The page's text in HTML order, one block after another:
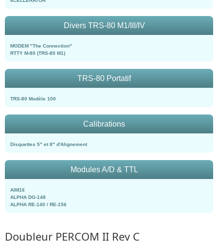
Divers TRS-80 M1/III/IV
MODEM "The Connection"
RTTY M-80 (TRS-80 M1)
TRS-80 Portatif
TRS-80 Modèle 100
Calibrations
Disquettes 5" et 8" d'Alignement
Modules A/D & TTL
AIM16
ALPHA DG-148
ALPHA RE-140 / RE-156
Doubleur PERCOM II Rev C